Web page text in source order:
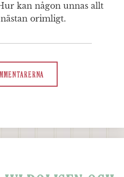
kan någon unnas allt
orimligt.